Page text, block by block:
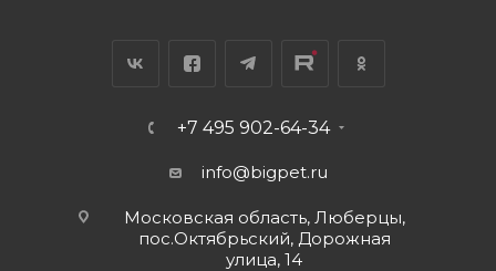
+7 495 902-64-34
info@bigpet.ru
Московская область, Люберцы,
пос.Октябрьский, Дорожная
улица, 14